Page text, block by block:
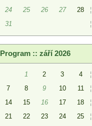
24
25 26 27 28 ¦
31
¦
Program :: září 2026
1 2 3 4 ¦
7
8 9 10 11 ¦
14
15 16 17 18 ¦
21
22 23 24 25 ¦